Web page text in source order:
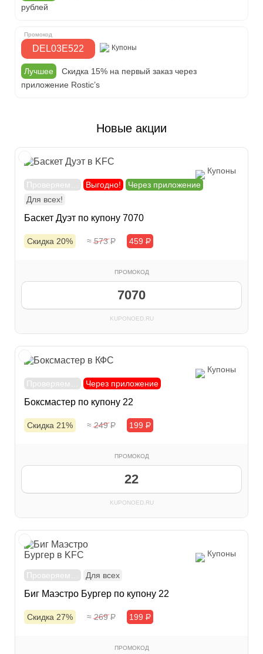
рублей
DEL03E522 Купоны
Лучшее
Скидка 15% на первый заказ через
приложение Rostic’s
Новые акции
Купоны
Проверяем…
Выгодно!
Через приложение
Для всех!
Баскет Дуэт по купону 7070
Скидка 20% ≈ 573Р 459 Р
ПРОМОКОД
7070
KUPONOED.RU
Купоны
Проверяем…
Через приложение
Боксмастер по купону 22
Скидка 21% ≈ 249Р 199 Р
ПРОМОКОД
22
KUPONOED.RU
Купоны
Проверяем… Для всех
Биг Маэстро Бургер по купону 22
Скидка 27% ≈ 269Р 199 Р
ПРОМОКОД